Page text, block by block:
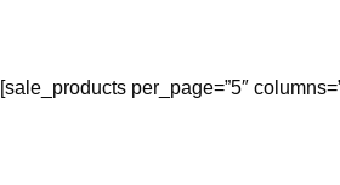
[sale_products per_page=”5″